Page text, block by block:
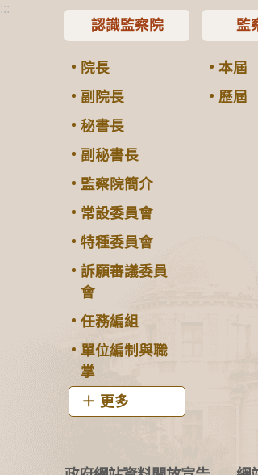
:::
認識監察院
院長
副院長
秘書長
副秘書長
監察院簡介
常設委員會
特種委員會
訴願審議委員
會
任務編組
單位編制與職
掌
更多
監
本屆
歷屆